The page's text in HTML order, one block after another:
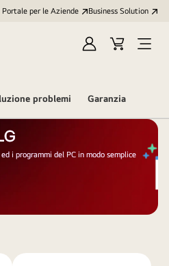
Portale per le Aziende Business Solution
AccediCart
Open
problemi Garanzia
i programmi del PC in modo semplice